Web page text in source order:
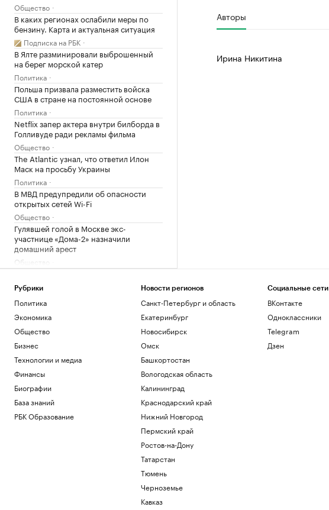
Общество
В каких регионах ослабили меры по
бензину. Карта и актуальная ситуация
Подписка на РБК
В Ялте разминировали выброшенный
на берег морской катер
Политика
Польша призвала разместить войска
США в стране на постоянной основе
Политика
Netflix запер актера внутри билборда в
Голливуде ради рекламы фильма
Общество
The Atlantic узнал, что ответил Илон
Маск на просьбу Украины
Политика
В МВД предупредили об опасности
открытых сетей Wi-Fi
Общество
Гулявшей голой в Москве экс-
участнице «Дома-2» назначили
домашний арест
Общество
беспилотника по многоэтажному дому
в Керчи
Политика
Влюби в себя инвестора: истории
компаний, разместивших облигации
РБК и МСП Банк
атаке дрона у Новороссийска
Политика
Более 80 тыс. пострадавших от
паводка в Дагестане получили почти ₽3
млрд
Кавказ
Авторы
Ирина Никитина
Рубрики
Политика
Экономика
Общество
Бизнес
Технологии и медиа
Финансы
Биографии
База знаний
РБК Образование
Новости регионов
Санкт-Петербург и область
Екатеринбург
Новосибирск
Омск
Башкортостан
Вологодская область
Калининград
Краснодарский край
Нижний Новгород
Пермский край
Ростов-на-Дону
Татарстан
Тюмень
Черноземье
Кавказ
Социальные сети
ВКонтакте
Одноклассники
Telegram
Дзен